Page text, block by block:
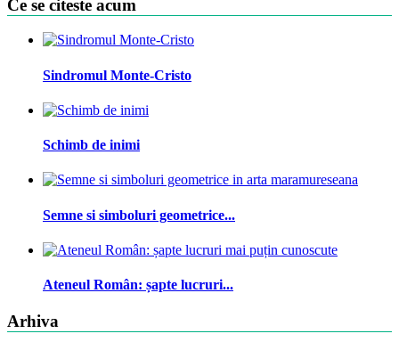
Ce se citeste acum
Sindromul Monte-Cristo
Schimb de inimi
Semne si simboluri geometrice...
Ateneul Român: șapte lucruri...
Arhiva